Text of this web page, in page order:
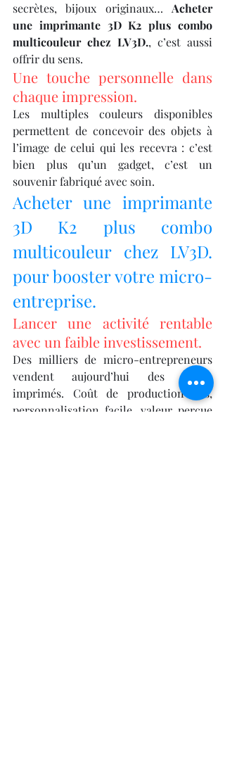
secrètes, bijoux originaux… Acheter
une imprimante 3D K2 plus combo
multicouleur chez LV3D., c’est aussi
offrir du sens.
Une touche personnelle dans
chaque impression.
Les multiples couleurs disponibles
permettent de concevoir des objets à
l’image de celui qui les recevra : c’est
bien plus qu’un gadget, c’est un
souvenir fabriqué avec soin.
Acheter une imprimante
3D K2 plus combo
multicouleur chez LV3D.
pour booster votre micro-
entreprise.
Lancer une activité rentable
avec un faible investissement.
Des milliers de micro-entrepreneurs
vendent aujourd’hui des objets
imprimés. Coût de production bas,
personnalisation facile, valeur perçue